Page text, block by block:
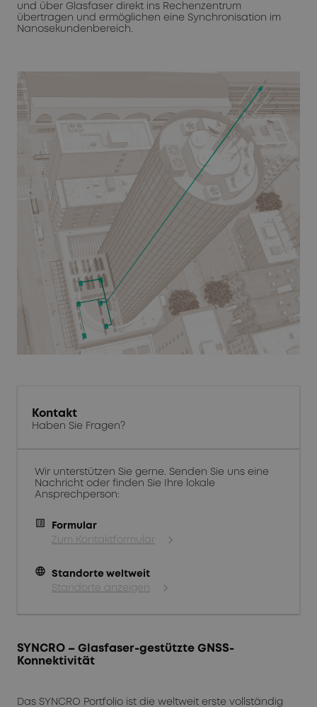
und über Glasfaser direkt ins Rechenzentrum
übertragen und ermöglichen eine Synchronisation im
Nanosekundenbereich.
Kontakt
Haben Sie Fragen?
Wir unterstützen Sie gerne. Senden Sie uns eine
Nachricht oder finden Sie Ihre lokale
Ansprechperson:
Formular
Zum Kontaktformular
language
Standorte weltweit
Standorte anzeigen
SYNCRO – Glasfaser-gestützte GNSS-
Konnektivität
Das SYNCRO Portfolio ist die weltweit erste vollständig